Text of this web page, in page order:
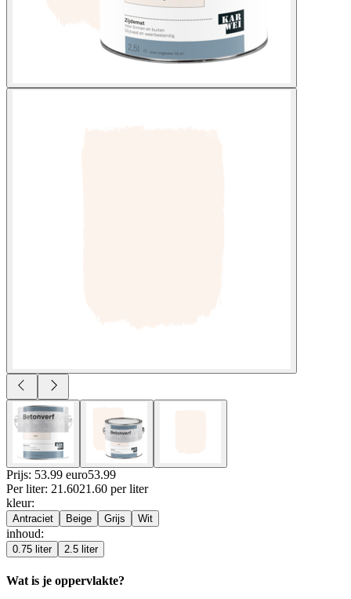
Prijs: 53.99 euro53.99
Per liter: 21.6021.60 per liter
kleur:
Antraciet Beige Grijs Wit
inhoud:
0.75 liter 2.5 liter
Wat is je oppervlakte?